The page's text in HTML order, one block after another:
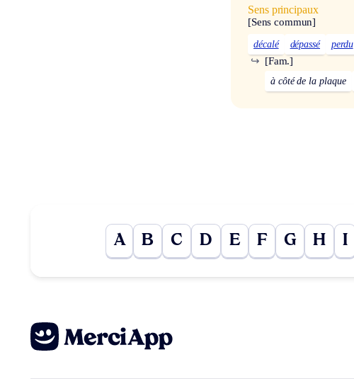
Sens principaux
[Sens commun]
décalé dépassé perdu
[Fam.]
↪
à côté de la plaque
A B C D E F G H I